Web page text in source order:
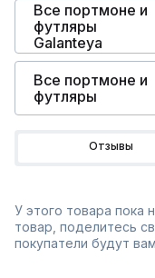
Все портмоне и
футляры
Galanteya
Все портмоне и
футляры
Отзывы
У этого товара пока
товар, поделитесь
покупатели будут